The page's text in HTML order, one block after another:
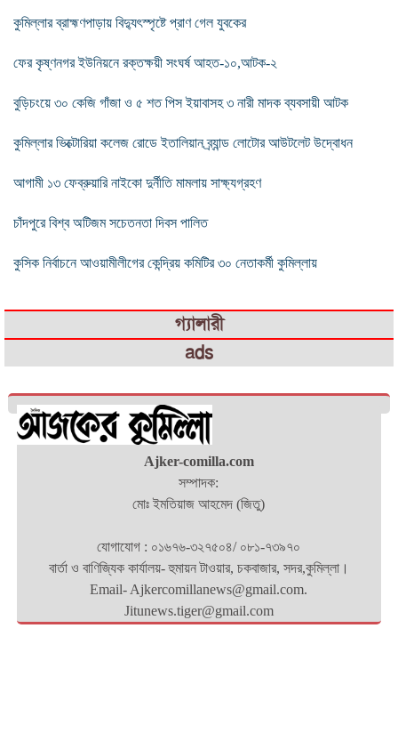
কুমিল্লার ব্রাহ্মণপাড়ায় বিদ্যুৎস্পৃষ্টে প্রাণ গেল যুবকের
ফের কৃষ্ণনগর ইউনিয়নে রক্তক্ষয়ী সংঘর্ষ আহত-১০,আটক-২
বুড়িচংয়ে ৩০ কেজি গাঁজা ও ৫ শত পিস ইয়াবাসহ ৩ নারী মাদক ব্যবসায়ী আটক
কুমিল্লার ভিক্টোরিয়া কলেজ রোডে ইতালিয়ান ব্র্যান্ড লোটোর আউটলেট উদ্বোধন
আগামী ১৩ ফেব্রুয়ারি নাইকো দুর্নীতি মামলায় সাক্ষ্যগ্রহণ
চাঁদপুরে বিশ্ব অটিজম সচেতনতা দিবস পালিত
কুসিক নির্বাচনে আওয়ামীলীগের কেন্দ্রিয় কমিটির ৩০ নেতাকর্মী কুমিল্লায়
গ্যালারী
ads
Ajker-comilla.com
সম্পাদক:
মোঃ ইমতিয়াজ আহমেদ (জিতু)
যোগাযোগ : ০১৬৭৬-৩২৭৫০৪/ ০৮১-৭৩৯৭০
বার্তা ও বাণিজ্যিক কার্যালয়- হুমায়ন টাওয়ার, চকবাজার, সদর,কুমিল্লা।
Email- Ajkercomillanews@gmail.com.
Jitunews.tiger@gmail.com